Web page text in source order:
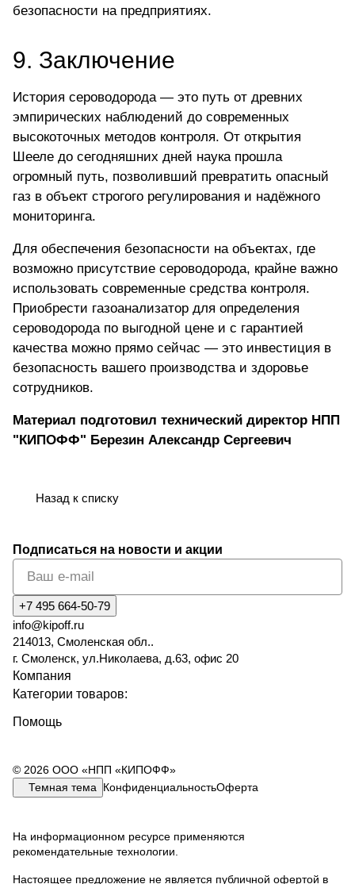
безопасности на предприятиях.
9. Заключение
История сероводорода — это путь от древних
эмпирических наблюдений до современных
высокоточных методов контроля. От открытия
Шееле до сегодняшних дней наука прошла
огромный путь, позволивший превратить опасный
газ в объект строгого регулирования и надёжного
мониторинга.
Для обеспечения безопасности на объектах, где
возможно присутствие сероводорода, крайне важно
использовать современные средства контроля.
Приобрести газоанализатор для определения
сероводорода по выгодной цене и с гарантией
качества можно прямо сейчас — это инвестиция в
безопасность вашего производства и здоровье
сотрудников.
Материал подготовил технический директор НПП
"КИПОФФ" Березин Александр Сергеевич
Назад к списку
Подписаться на новости и акции
+7 495 664-50-79
info@kipoff.ru
214013, Смоленская обл..
г. Смоленск, ул.Николаева, д.63, офис 20
Компания
Категории товаров:
Помощь
© 2026 ООО «НПП «КИПОФФ»
Темная тема
КонфиденциальностьОферта
На информационном ресурсе применяются
рекомендательные технологии
Настоящее предложение не является публичной офертой в